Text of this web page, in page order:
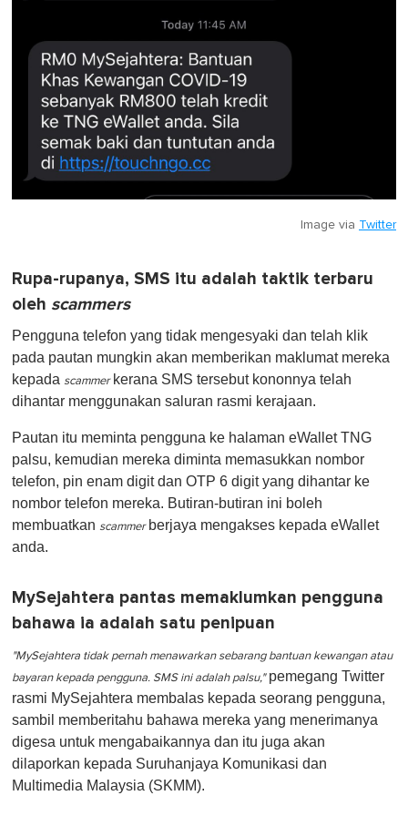
Image via Twitter
Rupa-rupanya, SMS itu adalah taktik terbaru
oleh scammers
Pengguna telefon yang tidak mengesyaki dan telah klik
pada pautan mungkin akan memberikan maklumat mereka
kepada scammerkerana SMS tersebut kononnya telah
dihantar menggunakan saluran rasmi kerajaan.
Pautan itu meminta pengguna ke halaman eWallet TNG
palsu, kemudian mereka diminta memasukkan nombor
telefon, pin enam digit dan OTP 6 digit yang dihantar ke
nombor telefon mereka. Butiran-butiran ini boleh
membuatkan scammerberjaya mengakses kepada eWallet
anda.
MySejahtera pantas memaklumkan pengguna
bahawa ia adalah satu penipuan
"MySejahtera tidak pernah menawarkan sebarang bantuan kewangan atau
bayaran kepada pengguna. SMS ini adalah palsu,"pemegang Twitter
rasmi MySejahtera membalas kepada seorang pengguna,
sambil memberitahu bahawa mereka yang menerimanya
digesa untuk mengabaikannya dan itu juga akan
dilaporkan kepada Suruhanjaya Komunikasi dan
Multimedia Malaysia (SKMM).